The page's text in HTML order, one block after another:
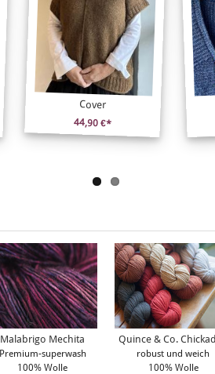
Cover
44,90 €*
Malabrigo Mechita
Premium-superwash
100% Wolle
Quince & Co.
robust und weich
100% Wolle